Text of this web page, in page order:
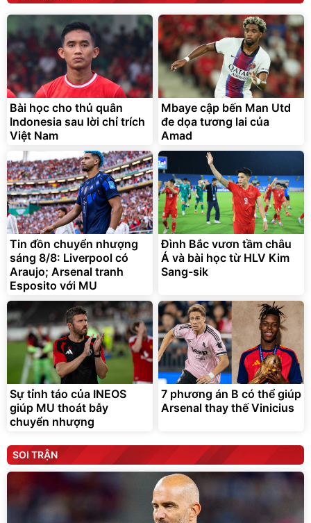
Bài học cho thủ quân
Indonesia sau lời chỉ trích
Việt Nam
Mbaye cập bến Man Utd
đe dọa tương lai của
Amad
Tin đồn chuyển nhượng
sáng 8/8: Liverpool có
Araujo; Arsenal tranh
Esposito với MU
Đình Bắc vươn tầm châu
Á và bài học từ HLV Kim
Sang-sik
Sự tỉnh táo của INEOS
giúp MU thoát bẫy
chuyển nhượng
7 phương án B có thể giúp
Arsenal thay thế Vinicius
SOI TRẬN